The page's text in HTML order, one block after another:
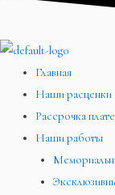
Главная
Наши расценки
Рассрочка
Наши работы